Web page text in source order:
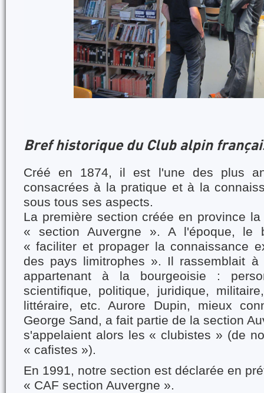
Bref historique du Club alpin
Créé en 1874, il est l'une des plus
consacrées à la pratique et à la
sous tous ses aspects.
La première section créée en province
« section Auvergne ». A l'époque, le
« faciliter et propager la connaissance
des pays limitrophes ». Il rassemblait
appartenant à la bourgeoisie :
scientifique, politique, juridique,
littéraire, etc. Aurore Dupin, mieux
George Sand, a fait partie de la section
s'appelaient alors les « clubistes » (de
« cafistes »).
En 1991, notre section est déclarée en
« CAF section Auvergne ».